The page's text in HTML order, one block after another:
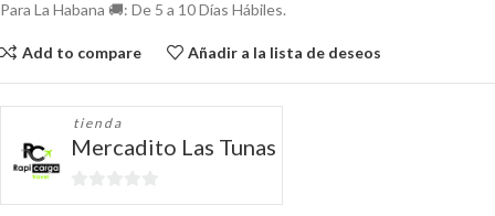
Para La Habana 🚚: De 5 a 10 Días Hábiles.
Add to compare Añadir a la lista de deseos
tienda
Mercadito Las Tunas
0